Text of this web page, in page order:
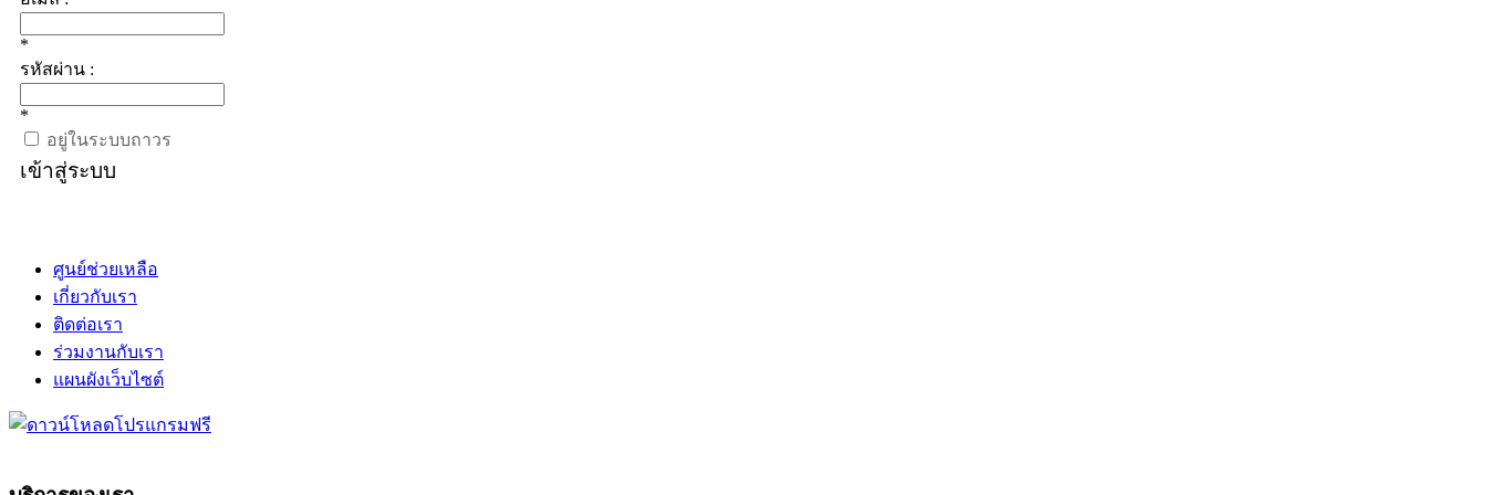
*
รหัสผ่าน :
*
อยู่ในระบบถาวร
เข้าสู่ระบบ
ศูนย์ช่วยเหลือ
เกี่ยวกับเรา
ติดต่อเรา
ร่วมงานกับเรา
แผนผังเว็บไซต์